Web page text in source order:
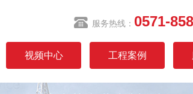
服务热线： 0571-
视频中心 工程案例